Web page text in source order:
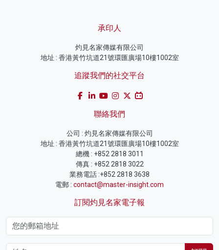
承印人
灼見名家傳媒有限公司
地址 : 香港黃竹坑道21號環匯廣場10樓1002室
追蹤我們的社交平台
聯絡我們
公司 : 灼見名家傳媒有限公司
地址 : 香港黃竹坑道21號環匯廣場10樓1002室
總機 : +852 2818 3011
傳真 : +852 2818 3022
業務電話 :+852 2818 3638
電郵 : contact@master-insight.com
訂閱灼見名家電子報